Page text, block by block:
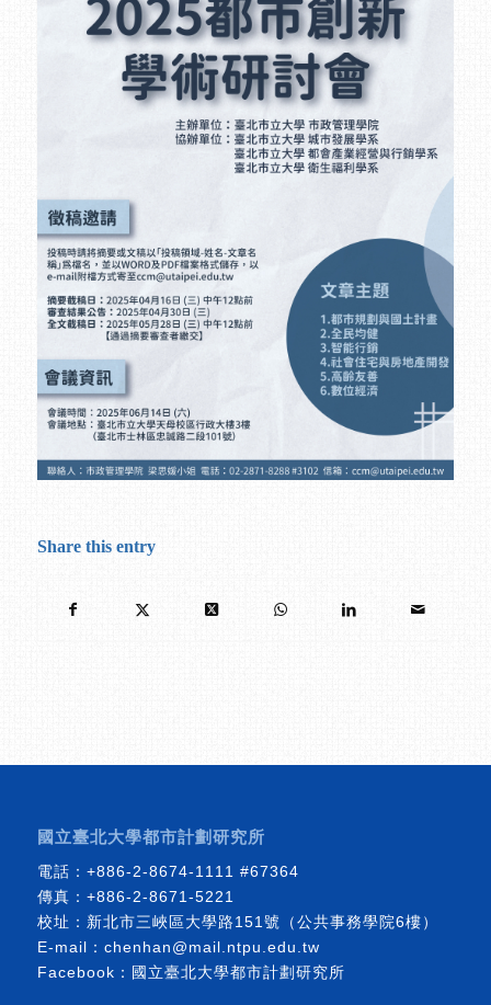
Share this entry
國立臺北大學都市計劃研究所
電話： +886-2-8674-1111 #67364
傳真：+886-2-8671-5221
校址：新北市三峽區大學路151號（公共事務學院6樓）
E-mail： chenhan@mail.ntpu.edu.tw
Facebook： 國立臺北大學都市計劃研究所